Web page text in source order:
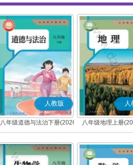
人教版
八年级道德与法治下册(2026
春版)(部编版)
人
八年级地理上册